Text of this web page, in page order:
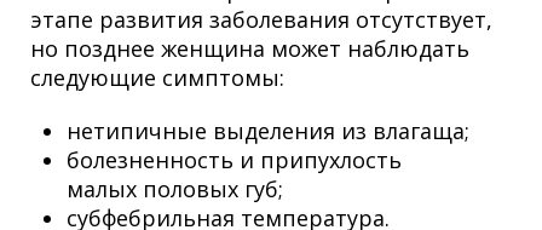
этапе развития заболевания отсутствует,
но позднее женщина может наблюдать
следующие симптомы:
нетипичные выделения из влагаща;
болезненность и припухлость
малых половых губ;
субфебрильная температура.